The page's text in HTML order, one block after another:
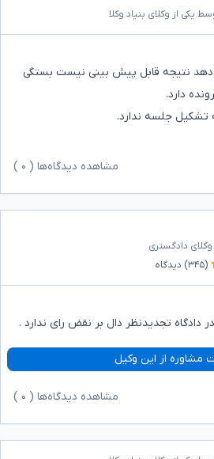
یکی از وکلای بنیاد وکلا
نتیجه‌ قابل پیش بینی نیست بستگی
دارد.
تشکیل جلسه ندارد.
مشاهده دیدگاه‌ها ( ۰
دادگستری
(۳۴۵) دیدگاه
تجدیدنظر دال بر نقض رای ندارد .
مشاوره از این وکیل
مشاهده دیدگاه‌ها ( ۰